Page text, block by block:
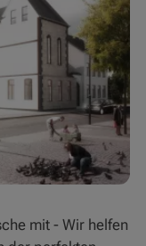
mit - Wir helfen